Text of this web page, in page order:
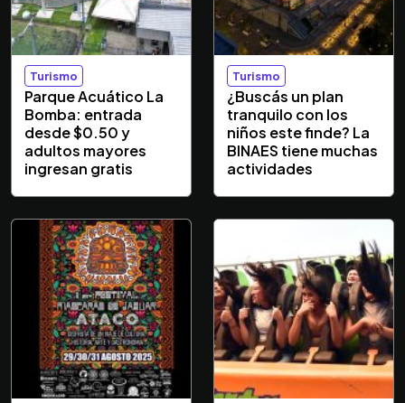
Turismo
Parque Acuático La
Bomba: entrada
desde $0.50 y
adultos mayores
ingresan gratis
Turismo
¿Buscás un plan
tranquilo con los
niños este finde? La
BINAES tiene muchas
actividades